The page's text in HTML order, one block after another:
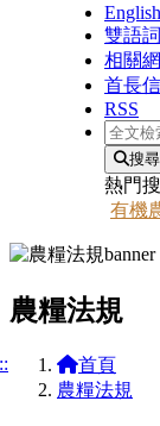
English
雙語
相關
首長
RSS
全文檢
搜尋
熱門搜
有機
農糧法規
首頁
農糧法規